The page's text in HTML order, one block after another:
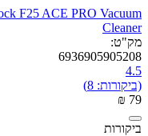
F25 ACE PRO Vacuum
Cleaner
מק"ט:
6936905905208
4.5
(ביקורות: 8)
₪ ‍79‍
ביקורות